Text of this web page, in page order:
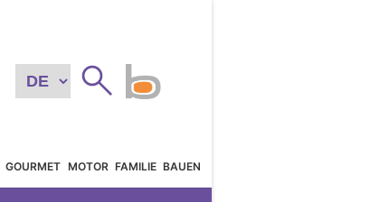
GOURMET MOTOR FAMILIE BAUEN